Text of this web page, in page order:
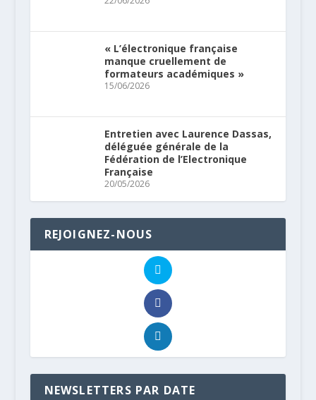
« L’électronique française
manque cruellement de
formateurs académiques »
15/06/2026
Entretien avec Laurence Dassas,
déléguée générale de la
Fédération de l’Electronique
Française
20/05/2026
REJOIGNEZ-NOUS
NEWSLETTERS PAR DATE